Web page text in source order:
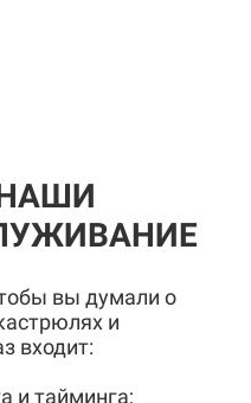
вы думали о
и
входит:
и тайминга;